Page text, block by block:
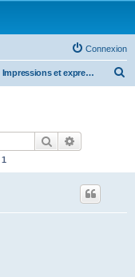
Connexion
Impressions et expressions artistiques
Rechercher
1